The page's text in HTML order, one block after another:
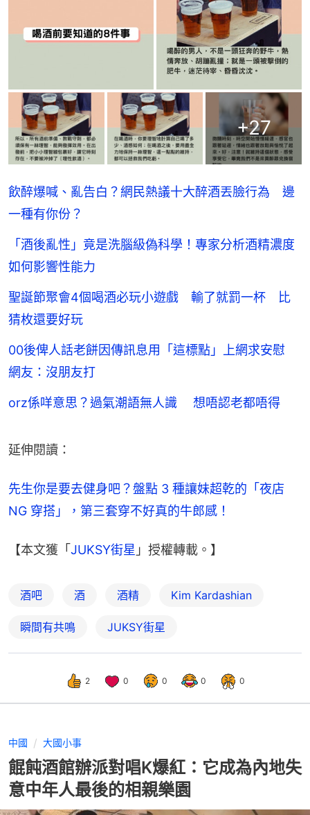
+27
飲醉爆喊、亂告白？網民熱議十大醉酒丟臉行為 邊
一種有你份？
「酒後亂性」竟是洗腦級偽科學！專家分析酒精濃度
如何影響性能力
聖誕節聚會4個喝酒必玩小遊戲 輸了就罰一杯 比
猜枚還要好玩
00後俾人話老餅因傳訊息用「這標點」上網求安慰
網友：沒朋友打
orz係咩意思？過氣潮語無人識 想唔認老都唔得
延伸閱讀：
先生你是要去健身吧？盤點 3 種讓妹超乾的「夜店
NG 穿搭」，第三套穿不好真的牛郎感！
【本文獲「JUKSY街星 」授權轉載。】
酒吧 酒 酒精 Kim Kardashian
瞬間有共鳴 JUKSY街星
2 0 0 0 0
中國 大國小事
餛飩酒館辦派對唱K爆紅：它成為內地失
意中年人最後的相親樂園